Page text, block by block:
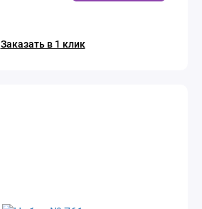
Заказать в 1 клик